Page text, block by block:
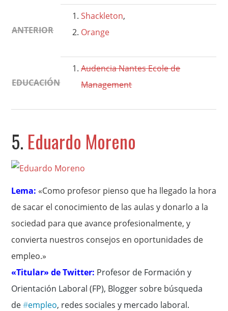
ANTERIOR
Shackleton,
Orange
EDUCACIÓN
Audencia Nantes Ecole de
Management
5. Eduardo Moreno
Lema: «Como profesor pienso que ha llegado la hora
de sacar el conocimiento de las aulas y donarlo a la
sociedad para que avance profesionalmente, y
convierta nuestros consejos en oportunidades de
empleo.»
«Titular» de Twitter: Profesor de Formación y
Orientación Laboral (FP), Blogger sobre búsqueda
de#empleo, redes sociales y mercado laboral.